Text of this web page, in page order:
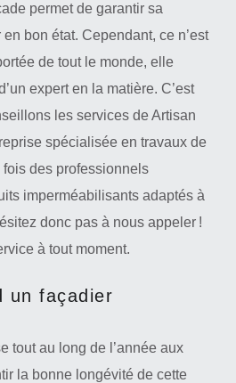
permet de garantir sa
bon état. Cependant, ce n’est
de tout le monde, elle
expert en la matière. C’est
les services de Artisan
spécialisée en travaux de
des professionnels
imperméabilisants adaptés à
donc pas à nous appeler !
à tout moment.
un façadier
tout au long de l’année aux
la bonne longévité de cette